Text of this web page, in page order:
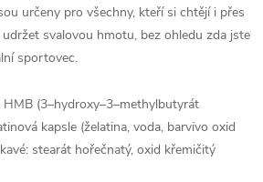
určeny pro všechny, kteří si chtějí i přes
svalovou hmotu, bez ohledu zda jste
sportovec.
HMB (3–hydroxy–3–methylbutyrát
kapsle (želatina, voda, barvivo oxid
stearát hořečnatý, oxid křemičitý